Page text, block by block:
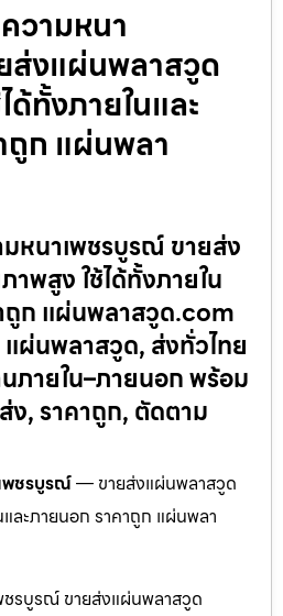
วามหนา
ส่งแผ่นพลาสวูด
ทั้งภายในและ
ถูก แผ่นพลา
หนาเพชรบูรณ์ ขายส่ง
พสูง ใช้ได้ทั้งภายใน
ถูก แผ่นพลาสวูด.com
ผ่นพลาสวูด, ส่งทั่วไทย
ภายใน–ภายนอก พร้อม
, ราคาถูก, ตัดตาม
พชรบูรณ์— ขายส่งแผ่นพลาสวูด
ละภายนอก ราคาถูก แผ่นพลา
รบูรณ์ ขายส่งแผ่นพลาสวูด